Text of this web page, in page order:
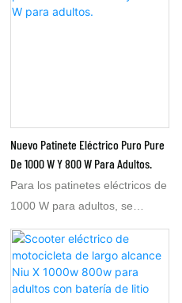
W y 800 W se fabrica en
también se puede fabricar en
800 W, 1200 W y 1500 W. Es
adecuado si su mercado
requiere 1000 W con una
velocidad de 32 km/h, y
también es adecuado si su
mercado requiere 800 W con
una velocidad de 45 km/h. En
resumen, fabricamos su pedido
Nuevo Patinete Eléctrico Puro Pure
De 1000 W Y 800 W Para Adultos.
Para los patinetes eléctricos de
1000 W para adultos, se
recomienda un patinete
eléctrico de 800 W con batería
de litio de 60 V 20 Ah o 60 V 24
Ah. Este patinete eléctrico de